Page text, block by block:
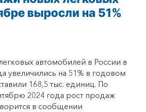
выросли на 51%
автомобилей в России в
увеличились на 51% в годовом
168,5 тыс. единиц. По
2024 года рост продаж
в сообщении